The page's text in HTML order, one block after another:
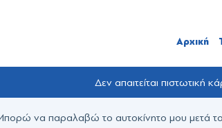
Αρχική
Δεν απαιτείται πιστωτική
να παραλαβώ το αυτοκίνητο μου μετά τα